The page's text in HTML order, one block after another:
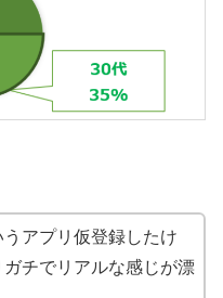
アプリ仮登録したけ
チでリアルな感じが漂